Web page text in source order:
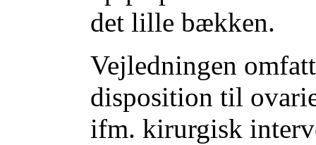
det lille bækken.
Vejledningen
disposition til
ifm. kirurgisk